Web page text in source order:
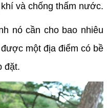
và chống thấm nước.
nó cần cho bao nhiêu
một địa điểm có bề
đặt.